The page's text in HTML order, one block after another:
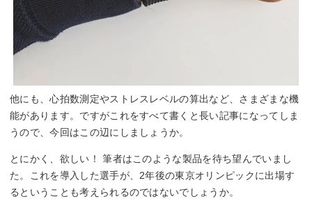
他にも、心拍数測定やストレスレベルの算出など、さまざまな機
能があります。ですがこれをすべて書くと長い記事になってしま
うので、今回はこの辺にしましょうか。
とにかく、欲しい！ 筆者はこのような製品を待ち望んでいまし
た。これを導入した選手が、2年後の東京オリンピックに出場す
るということも考えられるのではないでしょうか。